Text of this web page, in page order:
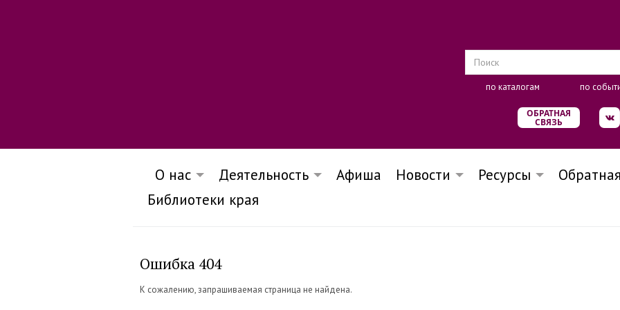
по каталогам по
ОБРАТНАЯ
СВЯЗЬ
О нас Деятельность Афиша Новости Ресурсы
Библиотеки края
Ошибка 404
К сожалению, запрашиваемая страница не найдена.